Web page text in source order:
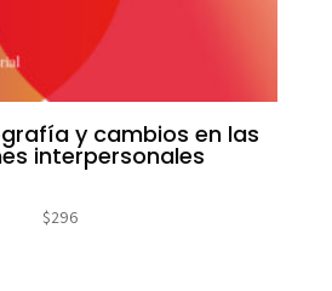
y cambios en las
interpersonales
$296